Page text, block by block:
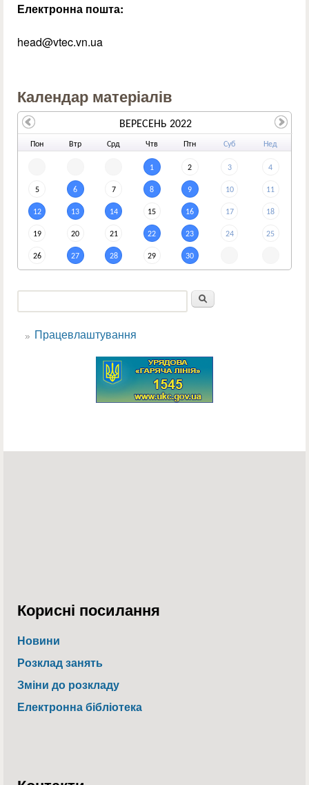
Електронна пошта:
head@vtec.vn.ua
Календар матеріалів
Пон Втр Срд Чтв Птн Суб Нед
1 2 3 4
5 6 7 8 9 10 11
12 13 14 15 16 17 18
19 20 21 22 23 24 25
26 27 28 29 30
ВЕРЕСЕНЬ 2022
Пошукова форма
Працевлаштування
Корисні посилання
Новини
Розклад занять
Зміни до розкладу
Електронна бібліотека